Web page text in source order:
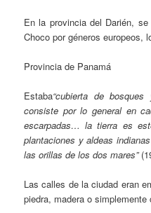
En la provincia del Darién,
Choco por géneros europeos,
Provincia de Panamá
Estaba“cubierta de
consiste por lo general en
escarpadas… la tierra es
plantaciones y aldeas
las orillas de los dos mares”
Las calles de la ciudad eran
piedra, madera o simplemente